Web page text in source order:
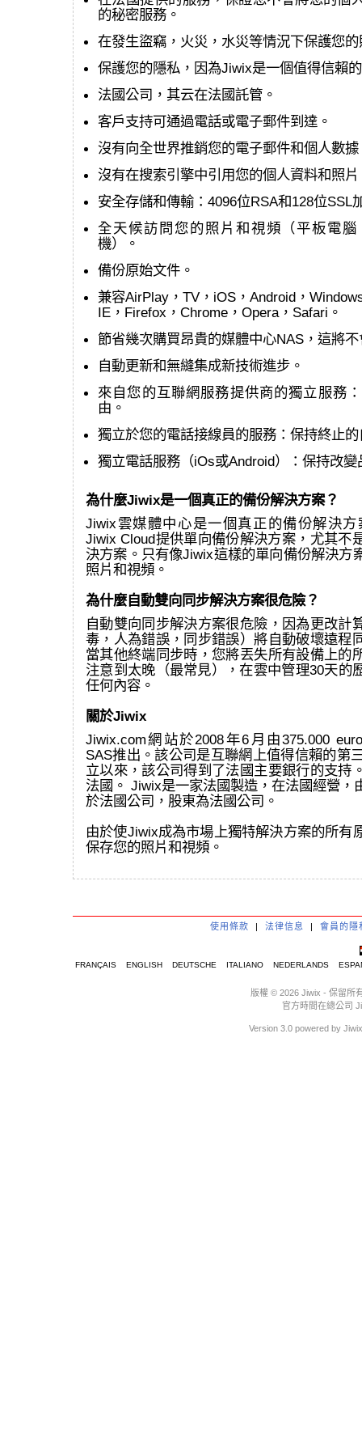
的秘密服務。
在發生盜竊，火災，水災等情況下保護您
保護您的隱私，因為Jiwix是一個值得信賴
法國公司，其云在法國託管。
客戶支持可通過電話或電子郵件到達。
沒有向全世界推銷您的電子郵件和個人數據
沒有在搜索引擎中引用您的個人資料和照片
安全存儲和傳輸：4096位RSA和128位SSL
全天候訪問您的照片和視頻（平板電
機）。
備份原始文件。
兼容AirPlay，TV，iOS，Android，
IE，Firefox，Chrome，Opera，Safari。
節省幾次購買昂貴的媒體中心NAS，這將
自動更新和無縫集成新技術進步。
來自您的互聯網服務提供商的獨立服務
由。
獨立於您的電話接線員的服務：保持終止
獨立電話服務（iOs或Android）：保持改變
為什麼Jiwix是一個真正的備份解決方案？
Jiwix雲媒體中心是一個真正的備份解決方
Jiwix Cloud提供單向備份解決方案，尤其不
決方案。只有像Jiwix這樣的單向備份解決方
照片和視頻。
為什麼自動雙向同步解決方案很危險？
自動雙向同步解決方案很危險，因為更改計
毒，人為錯誤，同步錯誤）將自動破壞遠程
當其他終端同步時，您將丟失所有設備上的
注意到太晚（最常見），在雲中管理30天的
任何內容。
關於Jiwix
Jiwix.com網站於2008年6月由375.000
SAS推出。該公司是互聯網上值得信賴的第
立以來，該公司得到了法國主要銀行的支持
法國。 Jiwix是一家法國製造，在法國經營，
於法國公司，股東為法國公司。
由於使Jiwix成為市場上獨特解決方案的所有
保存您的照片和視頻。
使用條款 | 法律信息 | 會員的隱
FRANÇAIS ENGLISH DEUTSCHE ITALIANO NEDERLANDS
版權 © 2026 Jiwix - 保留所
官方時間在總公司
Version 3.0 powered by